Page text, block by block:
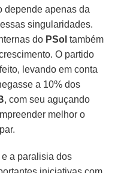
depende apenas da
singularidades.
do PSol também
O partido
levando em conta
a 10% dos
, com seu aguçando
melhor o
a paralisia dos